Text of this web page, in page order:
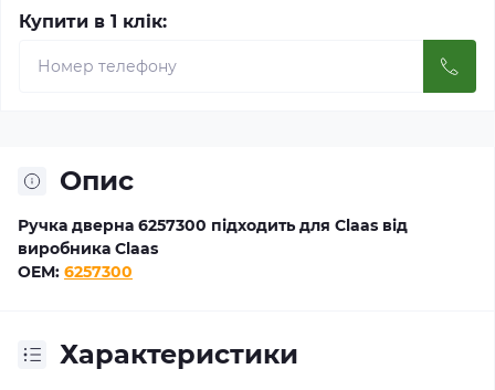
Купити в 1 клік:
Опис
Ручка дверна 6257300 підходить для Claas від
виробника Claas
OEM: 6257300
Характеристики